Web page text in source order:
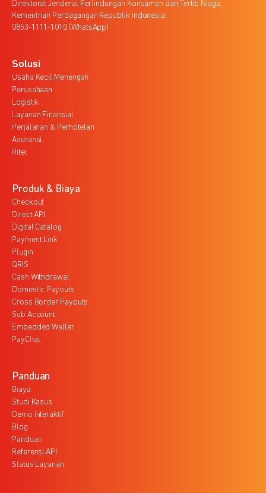
Direktorat Jenderal Perlindungan Konsumen dan Tertib Niaga,
Kementrian Perdagangan Republik Indonesia,
0853-1111-1010 (WhatsApp)
Solusi
Usaha Kecil Menengah
Perusahaan
Logistik
Layanan Finansial
Perjalanan & Perhotelan
Asuransi
Ritel
Produk & Biaya
Checkout
Direct API
Digital Catalog
Payment Link
Plugin
QRIS
Cash Withdrawal
Domestic Payouts
Cross Border Payouts
Sub Account
Embedded Wallet
PayChat
Panduan
Biaya
Studi Kasus
Demo Interaktif
Blog
Panduan
Referensi API
Status Layanan